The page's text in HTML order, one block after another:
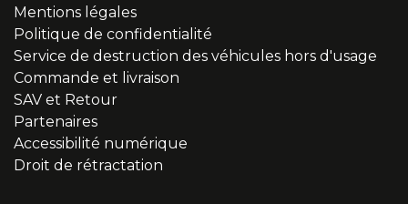
Mentions légales
Politique de confidentialité
Service de destruction des véhicules hors d'usage
Commande et livraison
SAV et Retour
Partenaires
Accessibilité numérique
Droit de rétractation